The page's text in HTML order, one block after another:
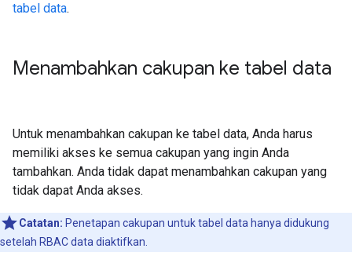
tabel data.
Menambahkan cakupan ke tabel data
Untuk menambahkan cakupan ke tabel data, Anda harus
memiliki akses ke semua cakupan yang ingin Anda
tambahkan. Anda tidak dapat menambahkan cakupan yang
tidak dapat Anda akses.
Catatan: Penetapan cakupan untuk tabel data hanya didukung
setelah RBAC data diaktifkan.